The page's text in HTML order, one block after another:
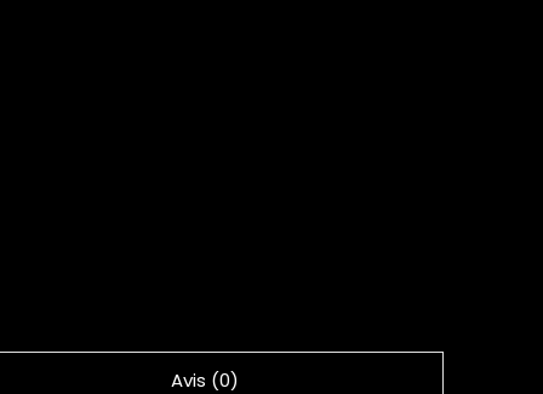
Avis (0)